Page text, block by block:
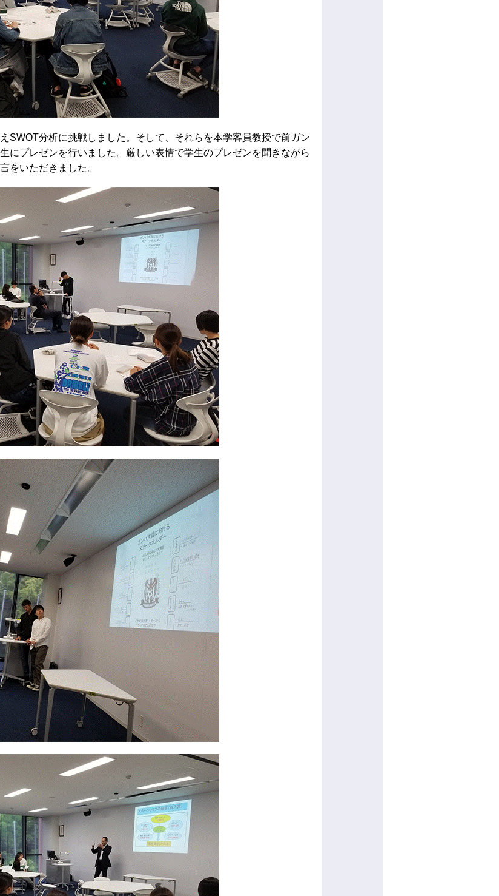
SWOT分析に挑戦しました。そして、それらを本学客員教授で前ガン
にプレゼンを行いました。厳しい表情で学生のプレゼンを聞きながら
をいただきました。